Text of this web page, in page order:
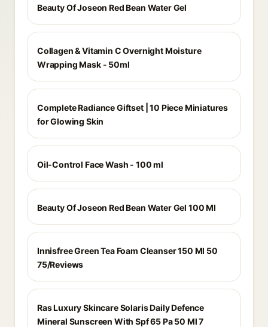
Beauty Of Joseon Red Bean Water Gel
Collagen & Vitamin C Overnight Moisture
Wrapping Mask - 50ml
Complete Radiance Giftset | 10 Piece Miniatures
for Glowing Skin
Oil-Control Face Wash - 100 ml
Beauty Of Joseon Red Bean Water Gel 100 Ml
Innisfree Green Tea Foam Cleanser 150 Ml 50
75/Reviews
Ras Luxury Skincare Solaris Daily Defence
Mineral Sunscreen With Spf 65 Pa 50 Ml 7